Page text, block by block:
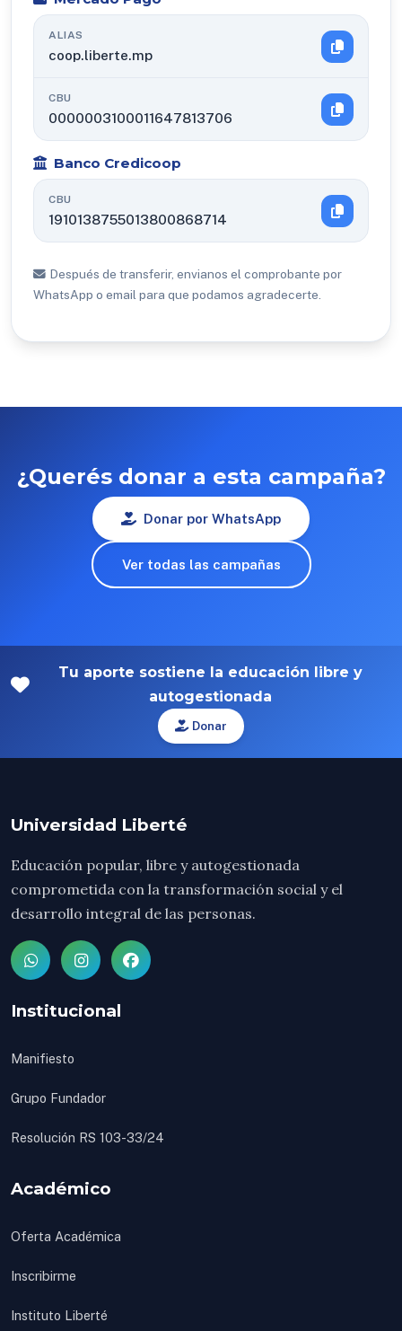
ALIAS
coop.liberte.mp
CBU
0000003100011647813706
Banco Credicoop
CBU
1910138755013800868714
Después de transferir, envianos el comprobante por
WhatsApp o email para que podamos agradecerte.
¿Querés donar a esta campaña?
Donar por WhatsApp
Ver todas las campañas
Tu aporte sostiene la educación libre y
autogestionada
Donar
Universidad Liberté
Educación popular, libre y autogestionada
comprometida con la transformación social y el
desarrollo integral de las personas.
Institucional
Manifiesto
Grupo Fundador
Resolución RS 103-33/24
Académico
Oferta Académica
Inscribirme
Instituto Liberté